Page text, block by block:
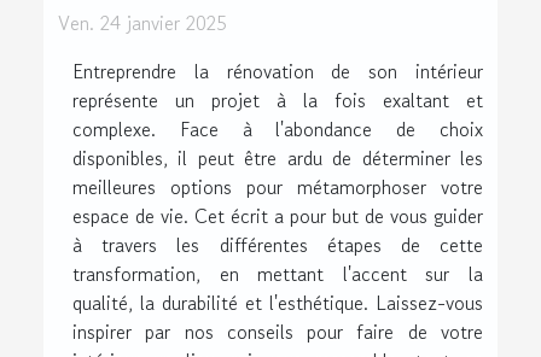
Ven. 24 janvier 2025
Entreprendre la rénovation de son intérieur
représente un projet à la fois exaltant et
complexe. Face à l'abondance de choix
disponibles, il peut être ardu de déterminer les
meilleures options pour métamorphoser votre
espace de vie. Cet écrit a pour but de vous guider
à travers les différentes étapes de cette
transformation, en mettant l'accent sur la
qualité, la durabilité et l'esthétique. Laissez-vous
inspirer par nos conseils pour faire de votre